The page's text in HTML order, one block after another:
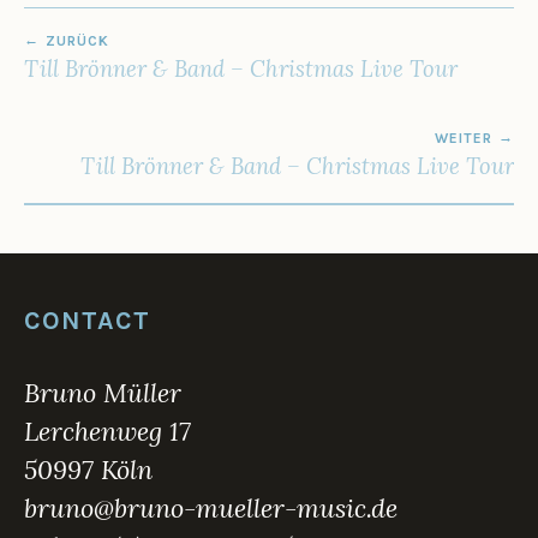
BEITRAGSNAVIGATION
ZURÜCK
Till Brönner & Band – Christmas Live Tour
WEITER
Till Brönner & Band – Christmas Live Tour
CONTACT
Bruno Müller
Lerchenweg 17
50997 Köln
bruno@bruno-mueller-music.de